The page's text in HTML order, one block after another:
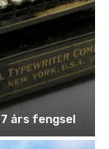
års fengsel